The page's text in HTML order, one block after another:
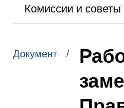
Комиссии и советы
Документ /